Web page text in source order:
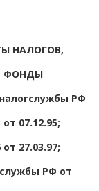
НАЛОГОВ,
ФОНДЫ
РФ
07.12.95;
27.03.97;
РФ от